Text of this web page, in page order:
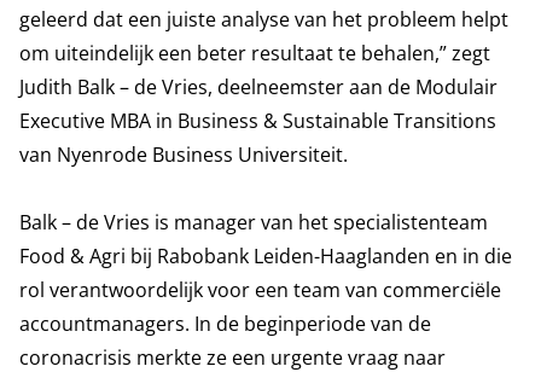
geleerd dat een juiste analyse van het probleem helpt
om uiteindelijk een beter resultaat te behalen,” zegt
Judith Balk – de Vries, deelneemster aan de Modulair
Executive MBA in Business & Sustainable Transitions
van Nyenrode Business Universiteit.
Balk – de Vries is manager van het specialistenteam
Food & Agri bij Rabobank Leiden-Haaglanden en in die
rol verantwoordelijk voor een team van commerciële
accountmanagers. In de beginperiode van de
coronacrisis merkte ze een urgente vraag naar